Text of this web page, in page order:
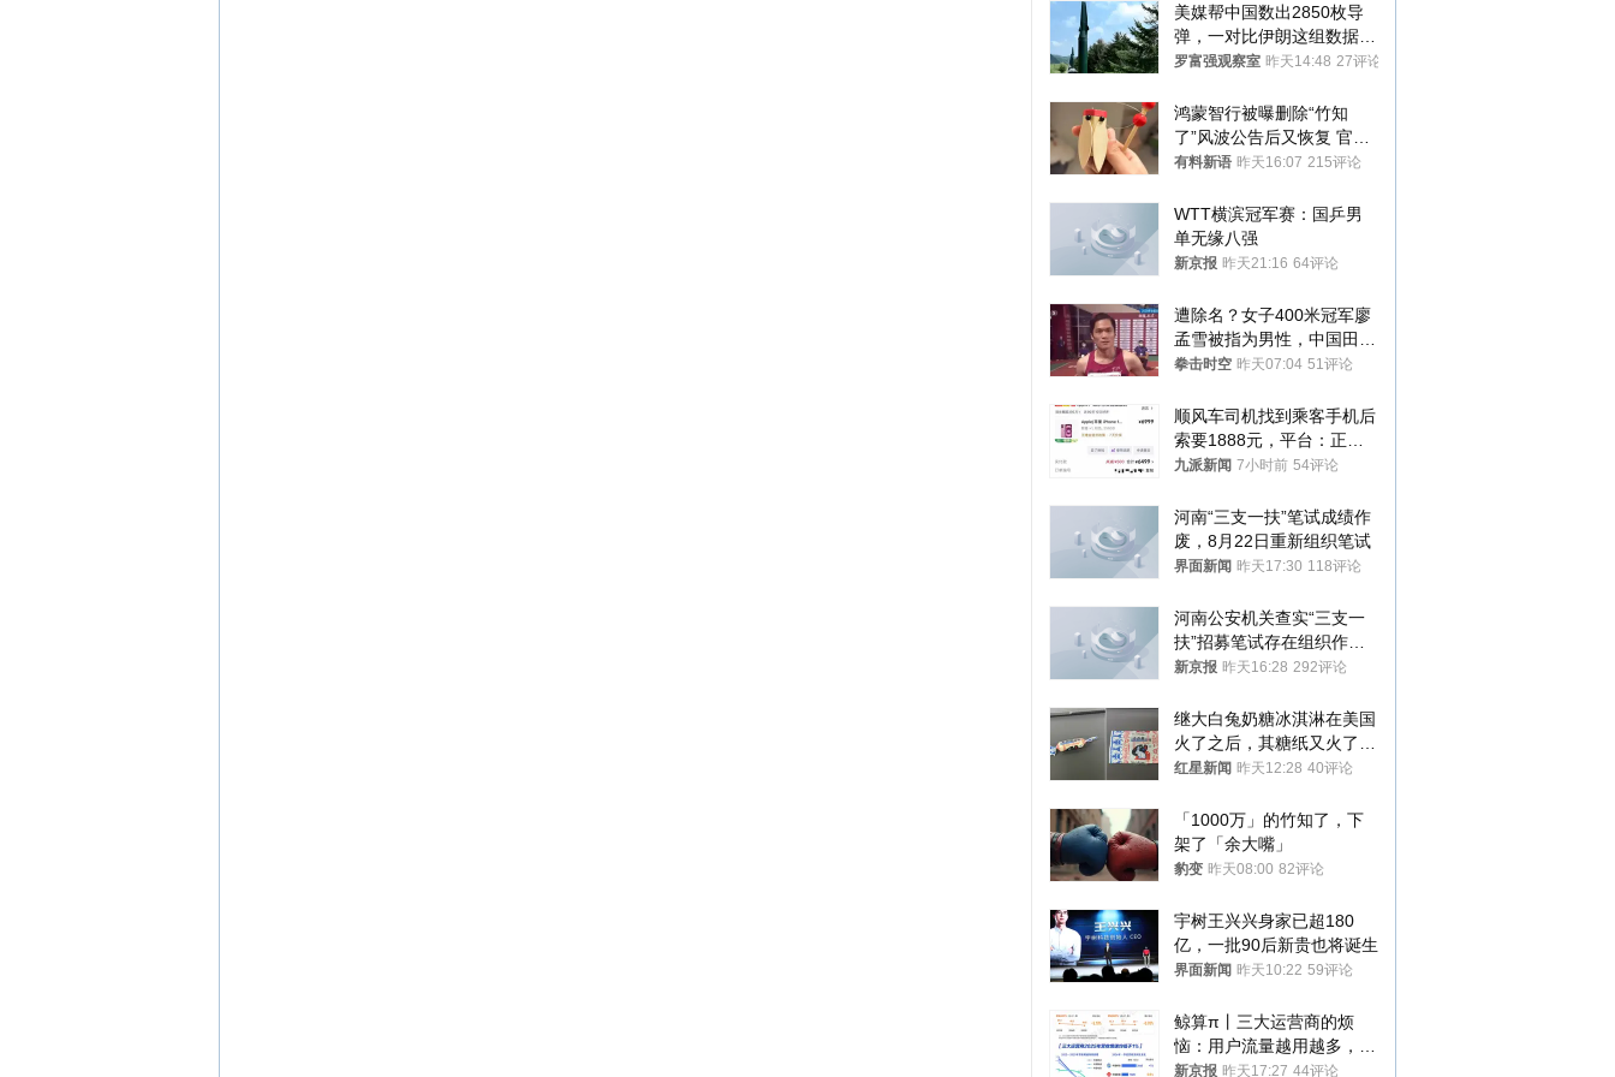
美媒帮中国数出2850枚导
弹，一对比伊朗这组数据，
发现出大事了
罗富强观察室 昨天14:48 27评论
鸿蒙智行被曝删除“竹知
了”风波公告后又恢复 官媒
曾力挺：劝华为要大度的，
有料新语 昨天16:07 215评论
WTT横滨冠军赛：国乒男
单无缘八强
新京报 昨天21:16 64评论
遭除名？女子400米冠军廖
孟雪被指为男性，中国田协
默不作声
拳击时空 昨天07:04 51评论
顺风车司机找到乘客手机后
索要1888元，平台：正和
司机沟通协商
九派新闻 7小时前 54评论
河南“三支一扶”笔试成绩作
废，8月22日重新组织笔试
界面新闻 昨天17:30 118评论
河南公安机关查实“三支一
扶”招募笔试存在组织作弊
犯罪行为
新京报 昨天16:28 292评论
继大白兔奶糖冰淇淋在美国
火了之后，其糖纸又火了！
海外博主盛赞：平面设计经
红星新闻 昨天12:28 40评论
「1000万」的竹知了，下
架了「余大嘴」
豹变 昨天08:00 82评论
宇树王兴兴身家已超180
亿，一批90后新贵也将诞生
界面新闻 昨天10:22 59评论
鲸算π丨三大运营商的烦
恼：用户流量越用越多，收
入却越来越少
新京报 昨天17:27 44评论